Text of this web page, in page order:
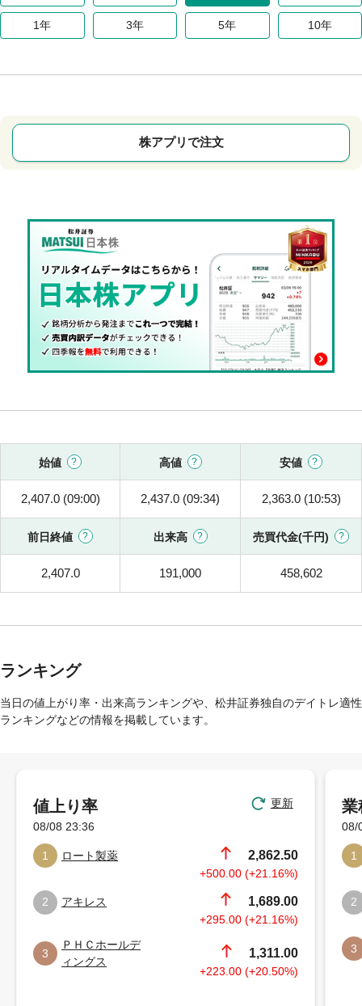
1年 3年 5年 10年
株アプリで注文
始値 高値 安値
2,407.0 (09:00) 2,437.0 (09:34) 2,363.0 (10:53)
前日終値 出来高 売買代金(千円)
2,407.0 191,000 458,602
ランキング
当日の値上がり率・出来高ランキングや、松井証券独自のデイトレ適性
ランキングなどの情報を掲載しています。